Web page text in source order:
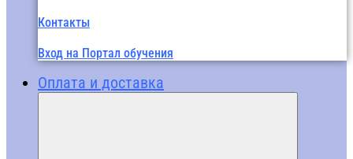
Контакты
Вход на Портал обучения
Оплата и доставка